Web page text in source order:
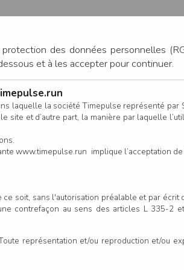
CONNEXION
des données personnelles
et à les accepter pour continuer.
laquelle la société Timepulse représenté par
et d’autre part, la manière par laquelle
www.timepulse.run implique l’acceptation
soit, sans l'autorisation préalable et par
contrefaçon au sens des articles L 335-2
représentation et/ou reproduction et/ou